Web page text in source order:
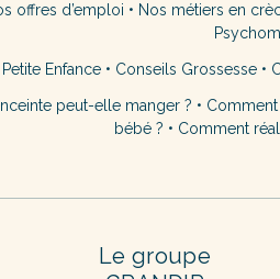
offres d’emploi • Nos métiers en
Enfance • Conseils Grossesse •
peut-elle manger ? •
bébé ? • Comment
Le groupe